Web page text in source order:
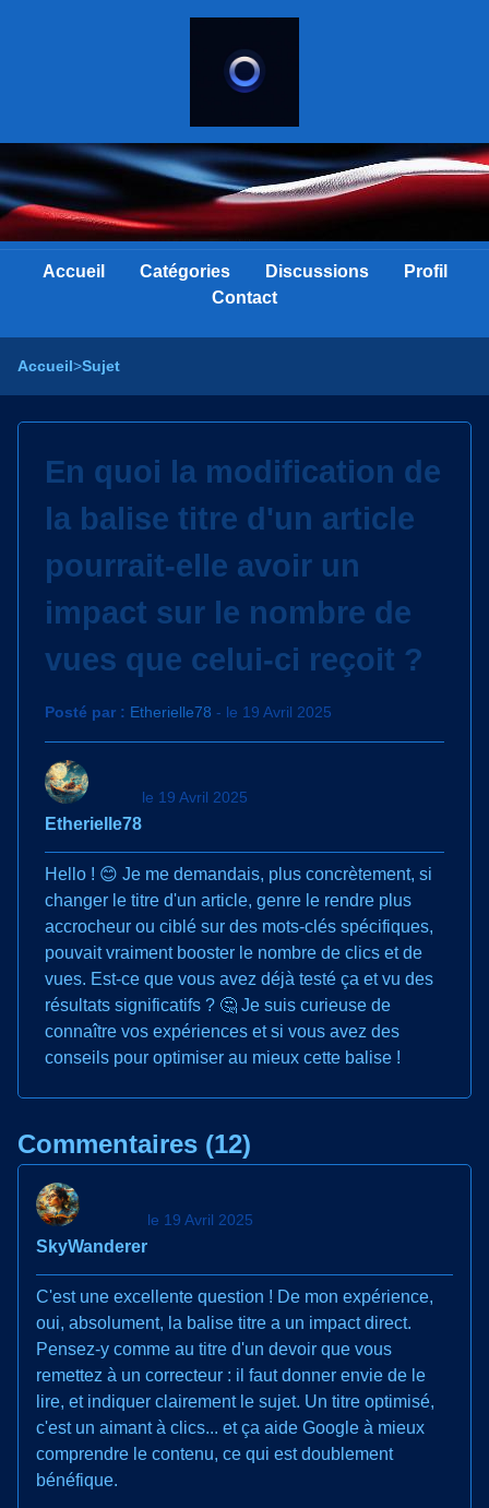
Accueil Catégories Discussions
Profil
Contact
Accueil>Sujet
En quoi la modification de
la balise titre d'un article
pourrait-elle avoir un
impact sur le nombre de
vues que celui-ci reçoit ?
Posté par : Etherielle78 - le 19 Avril 2025
Etherielle78
le 19 Avril 2025
Hello ! 😊 Je me demandais, plus concrètement, si
changer le titre d'un article, genre le rendre plus
accrocheur ou ciblé sur des mots-clés spécifiques,
pouvait vraiment booster le nombre de clics et de
vues. Est-ce que vous avez déjà testé ça et vu des
résultats significatifs ? 🤔 Je suis curieuse de
connaître vos expériences et si vous avez des
conseils pour optimiser au mieux cette balise !
Commentaires (12)
SkyWanderer
le 19 Avril 2025
C'est une excellente question ! De mon expérience,
oui, absolument, la balise titre a un impact direct.
Pensez-y comme au titre d'un devoir que vous
remettez à un correcteur : il faut donner envie de le
lire, et indiquer clairement le sujet. Un titre optimisé,
c'est un aimant à clics... et ça aide Google à mieux
comprendre le contenu, ce qui est doublement
bénéfique.